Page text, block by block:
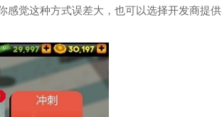
感觉这种方式误差大，也可以选择开发商提供